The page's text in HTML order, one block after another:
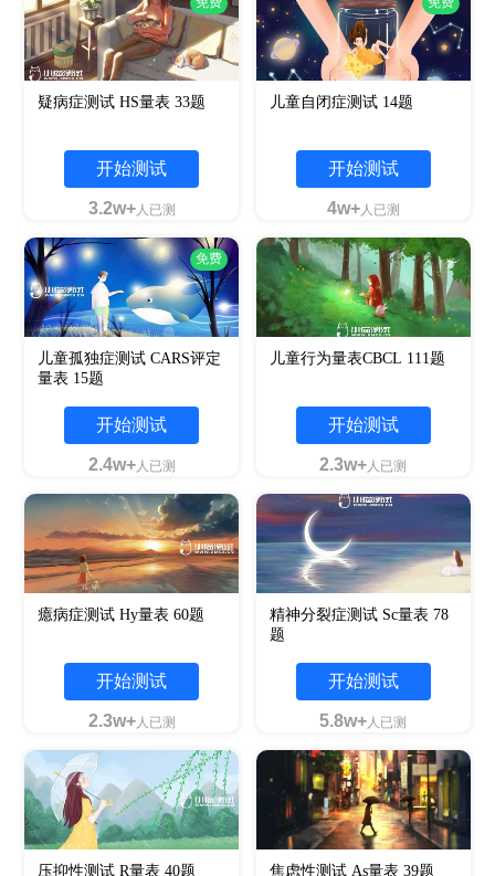
疑病症测试 HS量表 33题
开始测试
3.2w+人已测
儿童自闭症测试 14题
开始测试
4w+人已测
免费
儿童孤独症测试 CARS评定
量表 15题
开始测试
2.4w+人已测
儿童行为量表CBCL 111题
开始测试
2.3w+人已测
癔病症测试 Hy量表 60题
开始测试
2.3w+人已测
精神分裂症测试 Sc量表 78
题
开始测试
5.8w+人已测
压抑性测试 R量表 40题 焦虑性测试 As量表 39题